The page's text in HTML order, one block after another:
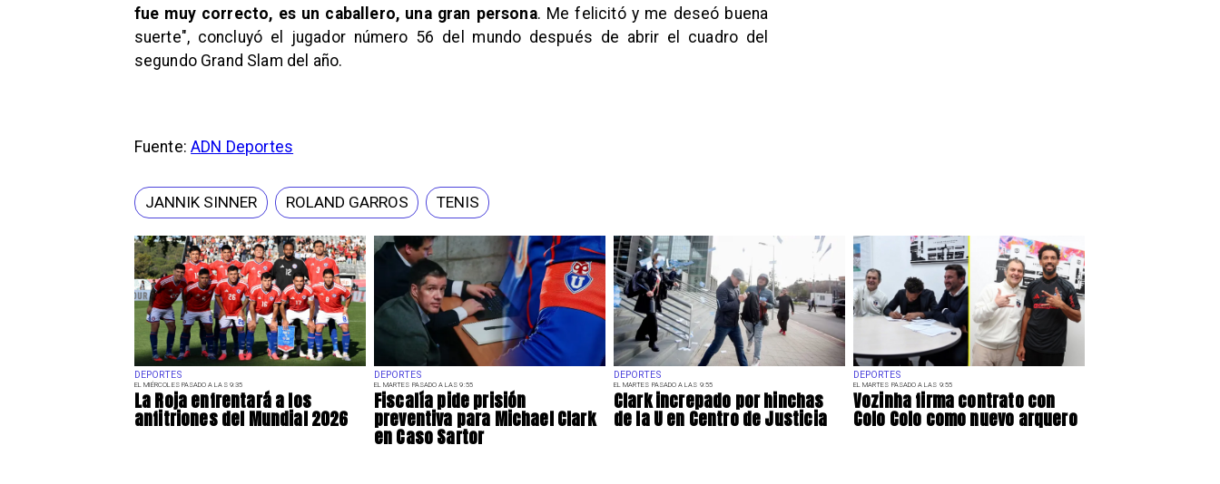
DEPORTES
EL MIÉRCOLES PASADO A LAS 9:35
La Roja enfrentará a los
anfitriones del Mundial 2026
DEPORTES
EL MARTES PASADO A LAS 9:55
Fiscalía pide prisión
preventiva para Michael Clark
en Caso Sartor
DEPORTES
EL MARTES PASADO A LAS 9:55
Clark increpado por hinchas
de la U en Centro de Justicia
DEPORTES
EL MARTES PASADO A LAS 9:55
Vozinha firma contrato con
Colo Colo como nuevo arquero
fue muy correcto, es un caballero, una gran persona. Me felicitó y me deseó buena
suerte", concluyó el jugador número 56 del mundo después de abrir el cuadro del
segundo Grand Slam del año.
Fuente:ADN Deportes
JANNIK SINNER ROLAND GARROS TENIS